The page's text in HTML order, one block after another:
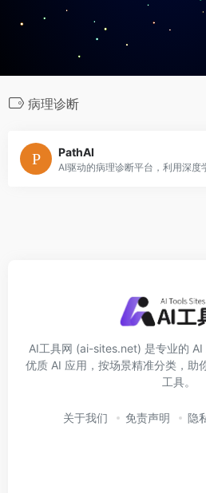
病理诊断
PathAI
AI工具网 (ai-sites.net) 是专业的
优质 AI 应用，按场景精准分类，助
工具。
关于我们 免责声明 隐